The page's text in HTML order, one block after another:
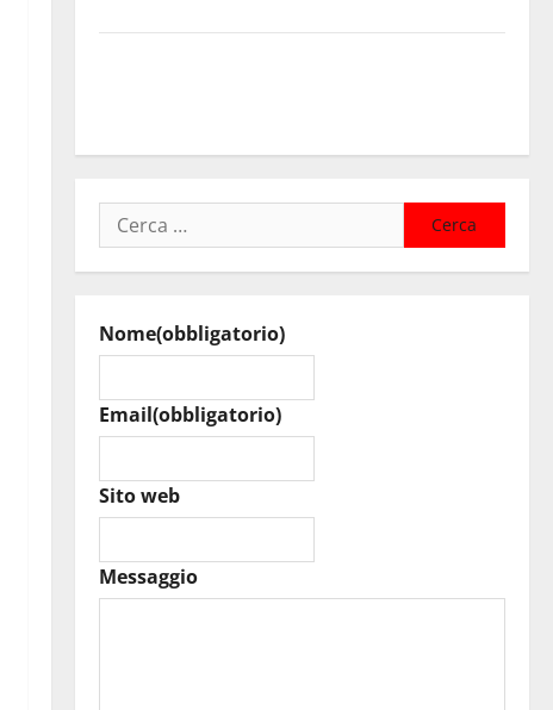
Ricerca
per:
Nome(obbligatorio)
Email(obbligatorio)
Sito web
Messaggio